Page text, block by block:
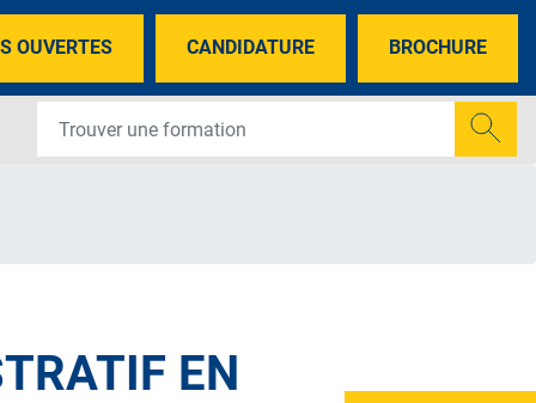
OUVERTES CANDIDATURE BROCHURE
EN